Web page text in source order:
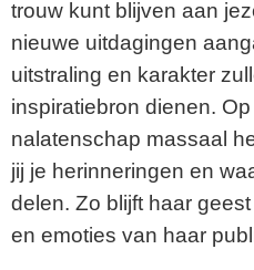
trouw kunt blijven aan
nieuwe uitdagingen
uitstraling en karakter
inspiratiebron dienen.
nalatenschap massaal
jij je herinneringen en
delen. Zo blijft haar
en emoties van haar